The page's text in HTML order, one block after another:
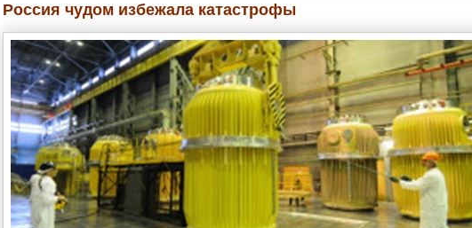
Россия чудом избежала катастрофы